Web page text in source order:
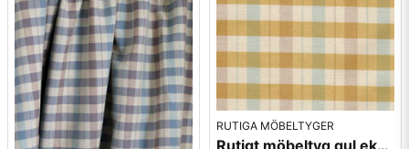
RUTIGA MÖBELTYGER
Rutigt möbeltyg gul ekobomull - Lovisa Ruta nr.310